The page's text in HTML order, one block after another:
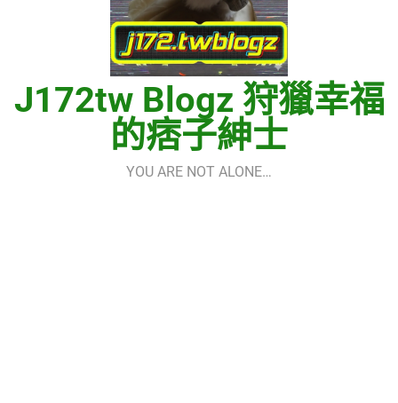
J172tw Blogz 狩獵幸福
的痞子紳士
YOU ARE NOT ALONE…